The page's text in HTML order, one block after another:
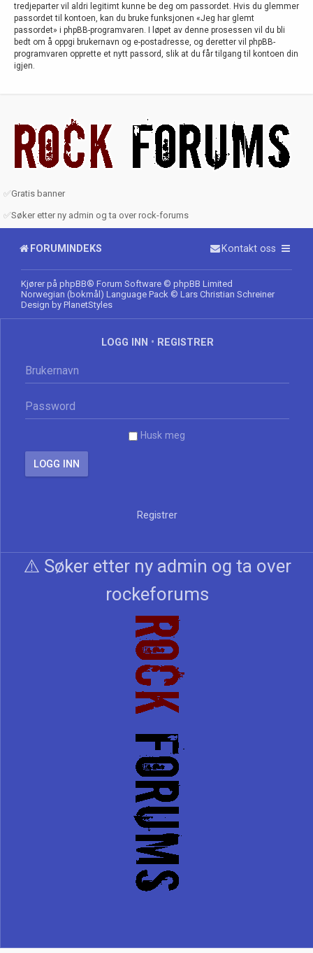
tredjeparter vil aldri legitimt kunne be deg om passordet. Hvis du glemmer
passordet til kontoen, kan du bruke funksjonen «Jeg har glemt
passordet» i phpBB-programvaren. I løpet av denne prosessen vil du bli
bedt om å oppgi brukernavn og e-postadresse, og deretter vil phpBB-
programvaren opprette et nytt passord, slik at du får tilgang til kontoen din
igjen.
✅Gratis banner
✅Søker etter ny admin og ta over rock-forums
FORUMINDEKS Kontakt oss
Kjører på phpBB® Forum Software © phpBB Limited
Norwegian (bokmål) Language Pack © Lars Christian Schreiner
Design by PlanetStyles
LOGG INN • REGISTRER
Husk meg
Registrer
⚠️ Søker etter ny admin og ta over
rockeforums